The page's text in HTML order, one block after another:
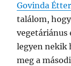
Govinda
találom,
vegetáriánus
legyen nekik
meg a